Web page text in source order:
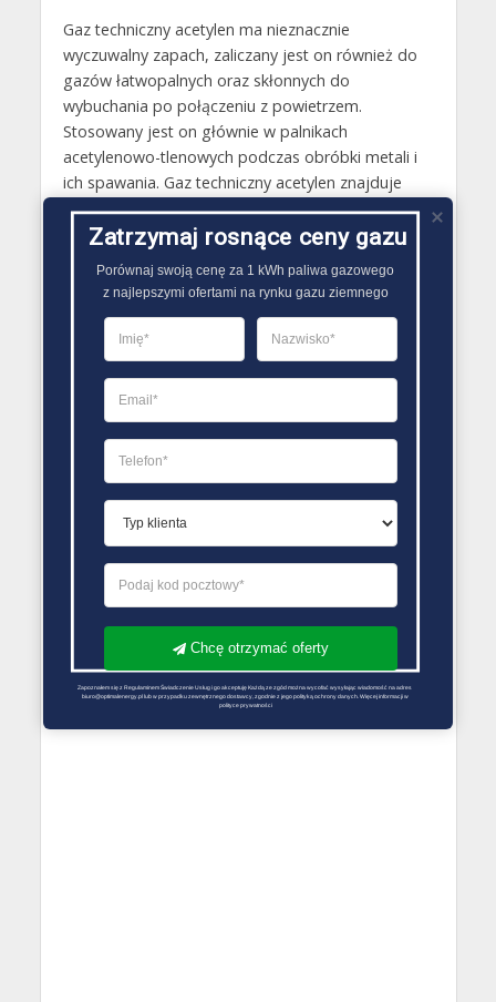
Gaz techniczny acetylen ma nieznacznie
wyczuwalny zapach, zaliczany jest on również do
gazów łatwopalnych oraz skłonnych do
wybuchania po połączeniu z powietrzem.
Stosowany jest on głównie w palnikach
acetylenowo-tlenowych podczas obróbki metali i
ich spawania. Gaz techniczny acetylen znajduje
dodatkowo szerokie zastosowanie w branży
chemicznej na przykład do wytwarzania
różnorodnych tworzyw sztucznych..
Zatrzymaj rosnące ceny gazu
Porównaj swoją cenę za 1 kWh paliwa gazowego
z najlepszymi ofertami na rynku gazu ziemnego
Chcę otrzymać oferty
Zapoznałem się z Regulaminem Świadczenie Usług i go akceptuję Każdą ze zgód można wycofać wysyłając wiadomość na adres
biuro@optimalenergy.pl lub w przypadku zewnętrznego dostawcy, zgodnie z jego polityką ochrony danych. Więcej informacji w
polityce prywatności